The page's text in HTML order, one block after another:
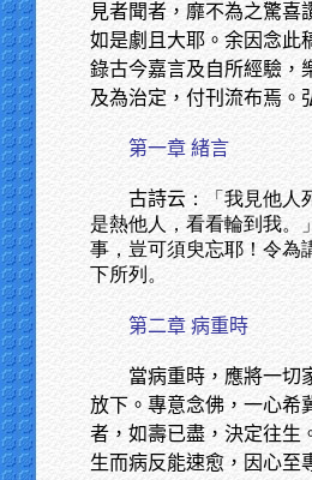
見者聞者，靡不為之驚喜
如是劇且大耶。余因念此
錄古今嘉言及自所經驗，
及為治定，付刊流布焉。
第一章 緒言
古詩云 ：「我見他人
是熱他人，看看輪到我。
事，豈可須臾忘耶！令為
下所列。
第二章 病重時
當病重時，應將一切
放下。專意念佛，一心希
者，如壽已盡，決定往生
生而病反能速愈，因心至